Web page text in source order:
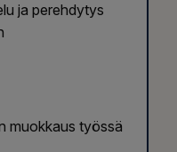
ja perehdytys
muokkaus työssä